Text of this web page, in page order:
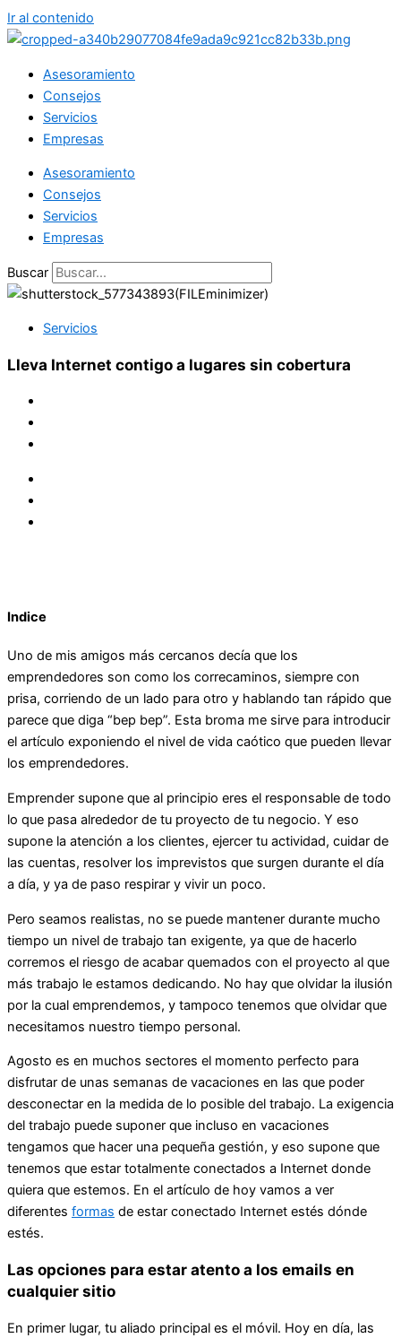
Ir al contenido
Asesoramiento
Consejos
Servicios
Empresas
Asesoramiento
Consejos
Servicios
Empresas
Buscar
Servicios
Lleva Internet contigo a lugares sin cobertura
Indice
Uno de mis amigos más cercanos decía que los
emprendedores son como los correcaminos, siempre con
prisa, corriendo de un lado para otro y hablando tan rápido que
parece que diga “bep bep”. Esta broma me sirve para introducir
el artículo exponiendo el nivel de vida caótico que pueden llevar
los emprendedores.
Emprender supone que al principio eres el responsable de todo
lo que pasa alrededor de tu proyecto de tu negocio. Y eso
supone la atención a los clientes, ejercer tu actividad, cuidar de
las cuentas, resolver los imprevistos que surgen durante el día
a día, y ya de paso respirar y vivir un poco.
Pero seamos realistas, no se puede mantener durante mucho
tiempo un nivel de trabajo tan exigente, ya que de hacerlo
corremos el riesgo de acabar quemados con el proyecto al que
más trabajo le estamos dedicando. No hay que olvidar la ilusión
por la cual emprendemos, y tampoco tenemos que olvidar que
necesitamos nuestro tiempo personal.
Agosto es en muchos sectores el momento perfecto para
disfrutar de unas semanas de vacaciones en las que poder
desconectar en la medida de lo posible del trabajo. La exigencia
del trabajo puede suponer que incluso en vacaciones
tengamos que hacer una pequeña gestión, y eso supone que
tenemos que estar totalmente conectados a Internet donde
quiera que estemos. En el artículo de hoy vamos a ver
diferentes formas de estar conectado Internet estés dónde
estés.
Las opciones para estar atento a los emails en
cualquier sitio
En primer lugar, tu aliado principal es el móvil. Hoy en día, las